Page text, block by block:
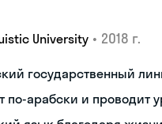
University • 2018 г.
государственный
по-арабски и проводит